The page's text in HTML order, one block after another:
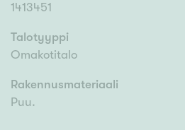
1413451
Talotyyppi
Omakotitalo
Rakennusmateriaali
Puu.